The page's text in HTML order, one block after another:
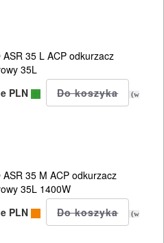
ASR 35 L ACP odkurzacz
35L
PLN
(w
ASR 35 M ACP odkurzacz
35L 1400W
PLN
(w